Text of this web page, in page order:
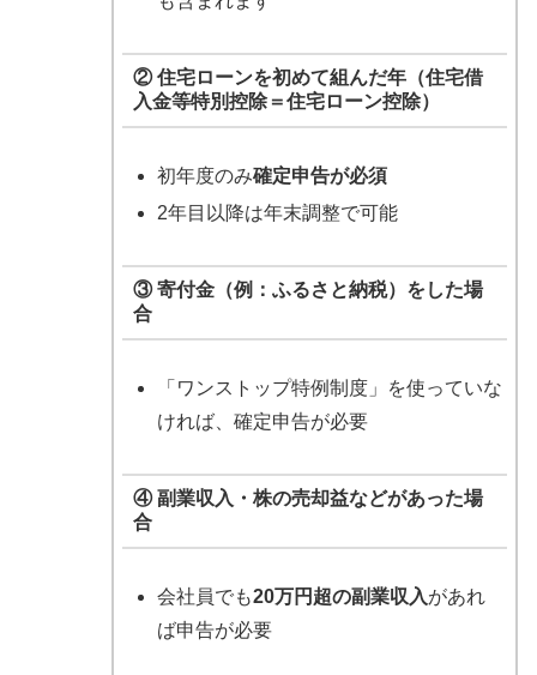
② 住宅ローンを初めて組んだ年（住宅借
入金等特別控除＝住宅ローン控除）
初年度のみ確定申告が必須
2年目以降は年末調整で可能
③ 寄付金（例：ふるさと納税）をした場
合
「ワンストップ特例制度」を使っていな
ければ、確定申告が必要
④ 副業収入・株の売却益などがあった場
合
会社員でも20万円超の副業収入があれ
ば申告が必要